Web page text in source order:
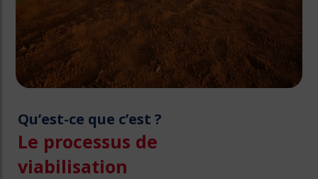
Qu’est-ce que c’est ?
Le processus de
viabilisation